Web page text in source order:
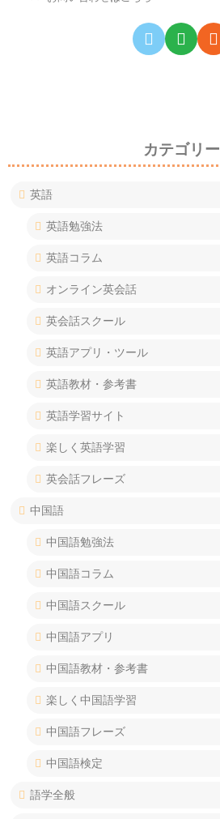
カテゴリー
英語
英語勉強法
英語コラム
オンライン英会話
英会話スクール
英語アプリ・ツール
英語教材・参考書
英語学習サイト
楽しく英語学習
英会話フレーズ
中国語
中国語勉強法
中国語コラム
中国語スクール
中国語アプリ
中国語教材・参考書
楽しく中国語学習
中国語フレーズ
中国語検定
語学全般